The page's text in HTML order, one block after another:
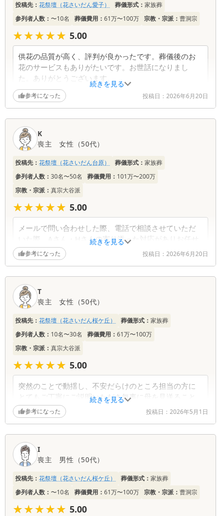
続きを見る
投稿先： 花祭壇（花さいだん愛子） 葬儀形式： 家族葬
参列者人数： 〜10名 葬儀費用： 61万〜100万 宗教・宗派： 曹洞宗
★★★★★
★★★★★ 5.00
供花の品質が高く、評判が良かったです。葬儀後のお
花のサービスもありがたいです。お世話になりまし
た。ありがとうございます。
参考になった 投稿日： 2026年6月20日
続きを見る
K
喪主
女性 （50代）
投稿先： 花祭壇（花さいだん台原） 葬儀形式： 家族葬
参列者人数： 30名〜50名 葬儀費用： 101万〜200万
宗教・宗派： 真宗大谷派
★★★★★
★★★★★ 5.00
メールで問い合わせした際、電話で相談させていただ
いた際、Aさん・Hさんの寄り添った対応がありお任せ
したいと思いました。担当していただいたAさんは、無
理な日程であったにもかかわらず丁寧に説明して準備
ロの対応だと感じました。花が大好きな母の葬儀でし
たので、すてきな花々と対応していただいたみなさん
のまごころに触れることができ、大満足な葬儀ができ
ました。本当にありがとうございました。
参考になった 投稿日： 2026年6月20日
続きを見る
T
喪主
女性 （50代）
投稿先： 花祭壇（花さいだん桜ケ丘） 葬儀形式： 家族葬
参列者人数： 10名〜30名 葬儀費用： 61万〜100万
宗教・宗派： 真宗大谷派
★★★★★
★★★★★ 5.00
突然のことで動揺し、不安だらけのところ担当の方に
とてもご丁寧にご説明いただき無事に母を見送ること
ができました。本当にありがとうございました。
参考になった 投稿日： 2026年5月1日
I
喪主
男性 （50代）
投稿先： 花祭壇（花さいだん桜ケ丘） 葬儀形式： 家族葬
参列者人数： 〜10名 葬儀費用： 61万〜100万 宗教・宗派： 曹洞宗
★★★★★
★★★★★ 5.00